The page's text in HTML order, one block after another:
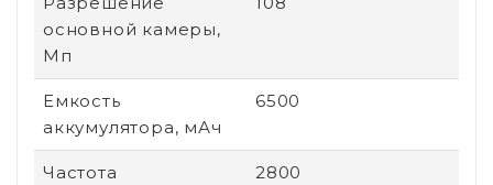
основной камеры,
Мп
Емкость
аккумулятора, мАч
6500
Частота
2800